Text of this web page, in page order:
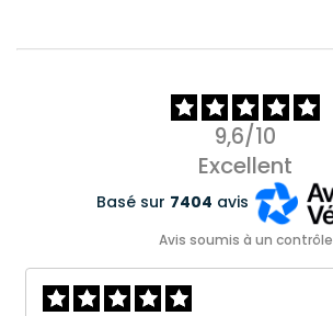
9,6/10
Excellent
Basé sur 7404 avis
Avis soumis à un contrôle